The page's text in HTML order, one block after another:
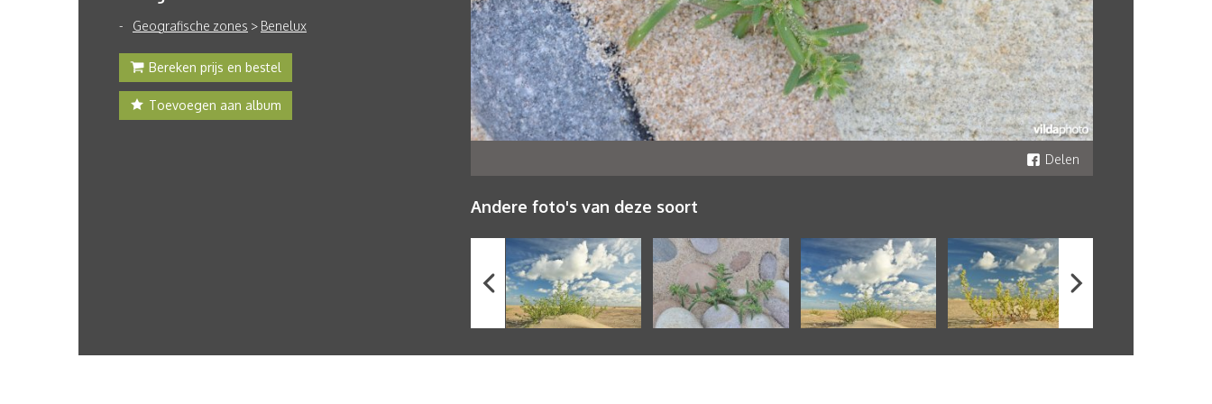
Geografische zones > Benelux
Bereken prijs en bestel
Toevoegen aan album
Delen
Andere foto's van deze soort